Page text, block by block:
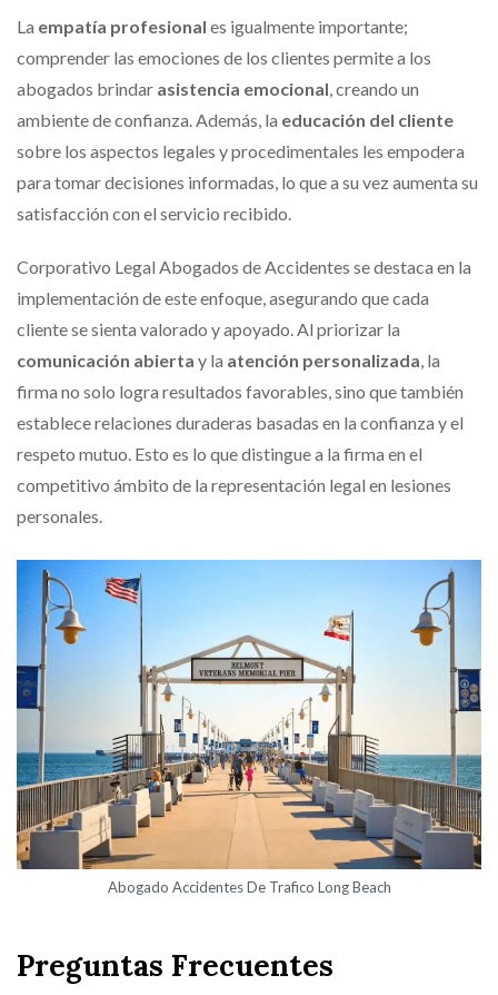
La empatía profesional es igualmente importante;
comprender las emociones de los clientes permite a los
abogados brindar asistencia emocional , creando un
ambiente de confianza. Además, la educación del cliente
sobre los aspectos legales y procedimentales les empodera
para tomar decisiones informadas, lo que a su vez aumenta su
satisfacción con el servicio recibido.
Corporativo Legal Abogados de Accidentes se destaca en la
implementación de este enfoque, asegurando que cada
cliente se sienta valorado y apoyado. Al priorizar la
comunicación abierta y la atención personalizada , la
firma no solo logra resultados favorables, sino que también
establece relaciones duraderas basadas en la confianza y el
respeto mutuo. Esto es lo que distingue a la firma en el
competitivo ámbito de la representación legal en lesiones
personales.
Abogado Accidentes De Trafico Long Beach
Preguntas Frecuentes